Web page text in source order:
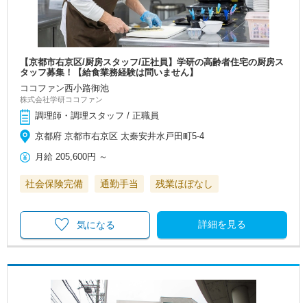
【京都市右京区/厨房スタッフ/正社員】学研の高齢者住宅の厨房ス
タッフ募集！【給食業務経験は問いません】
ココファン西小路御池
株式会社学研ココファン
調理師・調理スタッフ / 正職員
京都府 京都市右京区 太秦安井水戸田町5-4
月給 205,600円 ～
社会保険完備 通勤手当 残業ほぼなし
詳細を見る
気になる